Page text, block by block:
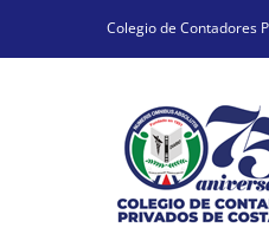
Colegio de Contadores